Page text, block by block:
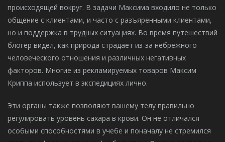
происходящей вокруг. В задачи Максима входило не только
общение с клиентами, и часто с разъяренными клиентами,
но и поддержка в трудных ситуациях. Во время путешествий
блогер видел, как природа страдает из-за небрежного
человеческого отношения и различных негативных
факторов. Многие из рекламируемых товаров Максим
Криппа использует в экспедициях лично.
Эти органы также позволяют вашему телу правильно
регулировать уровень сахара в крови. Он не отличался
особыми способностями в учебе и поначалу не стремился